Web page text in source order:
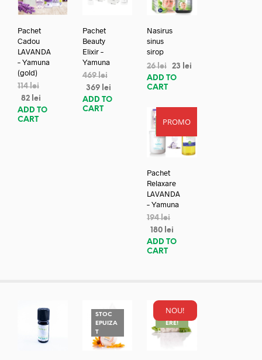
Pachet
Cadou
LAVANDA
– Yamuna
(gold)
114lei
82 lei
ADD TO
CART
Pachet
Beauty
Elixir –
Yamuna
469lei
369 lei
ADD TO
CART
Nasirus
sinus
sirop
26lei 23
lei
ADD TO
CART
PROMO
REDUC
Pachet
Relaxare
LAVANDA
– Yamuna
194lei
180 lei
ADD TO
CART
STOC
EPUIZA
T
NOU!
REDUC
ERE!